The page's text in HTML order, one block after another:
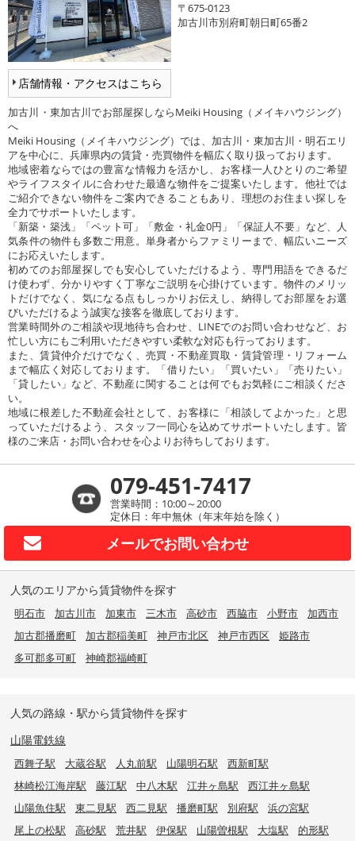
店舗情報・アクセスはこちら
〒675-0123
加古川市別府町朝日町65番2
加古川・東加古川でお部屋探しならMeiki Housing（メイキハウジング）
へ
Meiki Housing（メイキハウジング）では、加古川・東加古川・明石エリ
アを中心に、兵庫県内の賃貸・売買物件を幅広く取り扱っております。
地域密着ならではの豊富な情報力を活かし、お客様一人ひとりのご希望
やライフスタイルに合わせた最適な物件をご提案いたします。他社では
ご紹介できない物件をご案内できることもあり、理想のお住まい探しを
全力でサポートいたします。
「新築・築浅」「ペット可」「敷金・礼金0円」「保証人不要」など、人
気条件の物件も多数ご用意。単身者からファミリーまで、幅広いニーズ
にお応えいたします。
初めてのお部屋探しでも安心していただけるよう、専門用語をできるだ
け使わず、分かりやすく丁寧なご説明を心掛けています。物件のメリッ
トだけでなく、気になる点もしっかりお伝えし、納得してお部屋をお選
びいただけるよう誠実な接客を徹底しております。
営業時間外のご相談や現地待ち合わせ、LINEでのお問い合わせなど、お
忙しい方にもご利用いただきやすい柔軟な対応も行っております。
また、賃貸仲介だけでなく、売買・不動産買取・賃貸管理・リフォーム
まで幅広く対応しております。「借りたい」「買いたい」「売りたい」
「貸したい」など、不動産に関することは何でもお気軽にご相談くださ
い。
地域に根差した不動産会社として、お客様に「相談してよかった」と思
っていただけるよう、スタッフ一同心を込めてサポートいたします。皆
様のご来店・お問い合わせを心よりお待ちしております。
079-451-7417
営業時間：10:00～20:00
定休日：年中無休（年末年始を除く）
メールでお問い合わせ
人気のエリアから賃貸物件を探す
明石市 加古川市 加東市 三木市 高砂市 西脇市 小野市
加西市
加古郡播磨町
加古郡稲美町 神戸市北区 神戸市西区
姫路市
多可郡多可町
神崎郡福崎町
人気の路線・駅から賃貸物件を探す
山陽電鉄線
西舞子駅 大蔵谷駅 人丸前駅 山陽明石駅
西新町駅
林崎松江海岸駅
藤江駅 中八木駅 江井ヶ島駅
西江井ヶ島駅
山陽魚住駅
東二見駅 西二見駅 播磨町駅 別府駅
浜の宮駅
尾上の松駅
高砂駅 荒井駅 伊保駅 山陽曽根駅 大塩駅
的形駅